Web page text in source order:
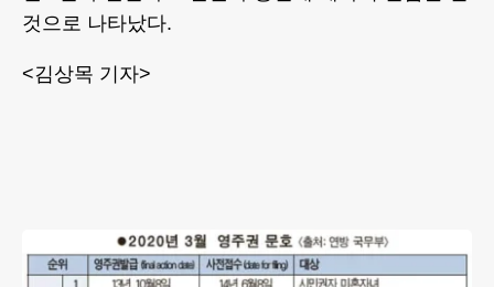
것으로 나타났다.
<김상목 기자>